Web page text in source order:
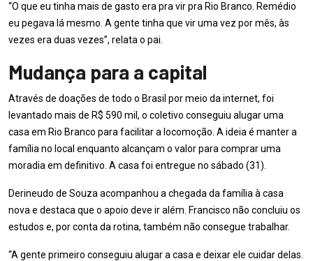
“O que eu tinha mais de gasto era pra vir pra Rio Branco. Remédio
eu pegava lá mesmo. A gente tinha que vir uma vez por mês, às
vezes era duas vezes”, relata o pai.
Mudança para a capital
Através de doações de todo o Brasil por meio da internet, foi
levantado mais de R$ 590 mil, o coletivo conseguiu alugar uma
casa em Rio Branco para facilitar a locomoção. A ideia é manter a
família no local enquanto alcançam o valor para comprar uma
moradia em definitivo. A casa foi entregue no sábado (31).
Derineudo de Souza acompanhou a chegada da família à casa
nova e destaca que o apoio deve ir além. Francisco não concluiu os
estudos e, por conta da rotina, também não consegue trabalhar.
“A gente primeiro conseguiu alugar a casa e deixar ele cuidar delas.